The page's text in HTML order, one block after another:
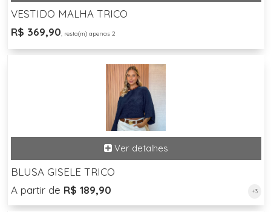
VESTIDO MALHA TRICO
R$ 369,90, resta(m) apenas 2
BLUSA GISELE TRICO
A partir de R$ 189,90 +3